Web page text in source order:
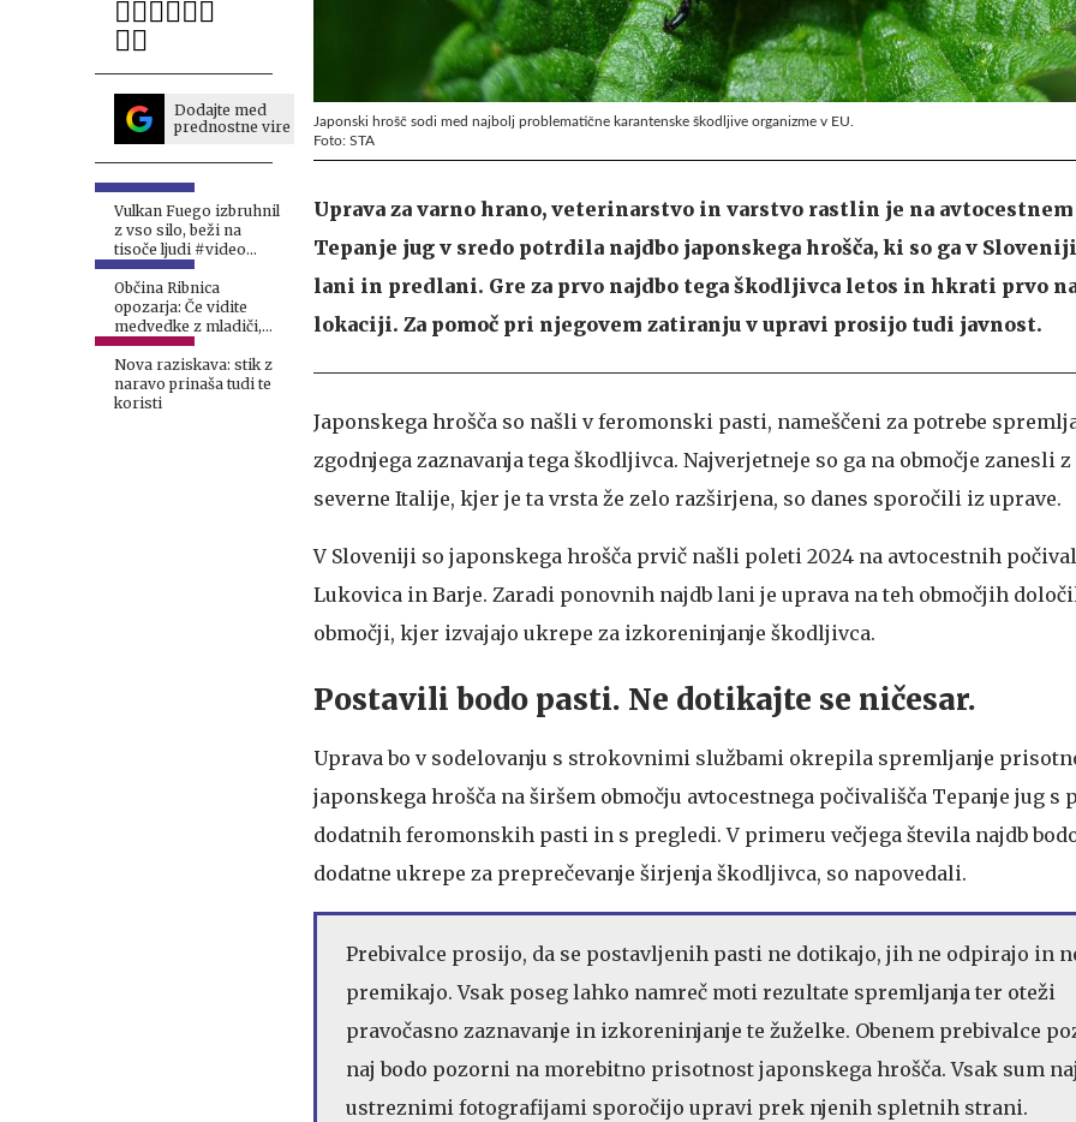
Dodajte med
prednostne vire
Vulkan Fuego izbruhnil
z vso silo, beži na
tisoče ljudi #video
#foto
Občina Ribnica
opozarja: Če vidite
medvedke z mladiči,
pokličite 112!
Nova raziskava: stik z
naravo prinaša tudi te
koristi
Japonski hrošč sodi med najbolj problematične karantenske škodljive organizme v EU.
Foto: STA
Uprava za varno hrano, veterinarstvo in varstvo rastlin je na
Tepanje jug v sredo potrdila najdbo japonskega hrošča, ki so ga v
lani in predlani. Gre za prvo najdbo tega škodljivca letos in hkrati prvo
lokaciji. Za pomoč pri njegovem zatiranju v upravi prosijo tudi javnost.
Japonskega hrošča so našli v feromonski pasti, nameščeni za potrebe
zgodnjega zaznavanja tega škodljivca. Najverjetneje so ga na območje zanesli
severne Italije, kjer je ta vrsta že zelo razširjena, so danes sporočili iz uprave.
V Sloveniji so japonskega hrošča prvič našli poleti 2024 na avtocestnih
Lukovica in Barje. Zaradi ponovnih najdb lani je uprava na teh območjih
območji, kjer izvajajo ukrepe za izkoreninjanje škodljivca.
Postavili bodo pasti. Ne dotikajte se ničesar.
Uprava bo v sodelovanju s strokovnimi službami okrepila spremljanje
japonskega hrošča na širšem območju avtocestnega počivališča Tepanje jug s
dodatnih feromonskih pasti in s pregledi. V primeru večjega števila najdb
dodatne ukrepe za preprečevanje širjenja škodljivca, so napovedali.
Prebivalce prosijo, da se postavljenih pasti ne dotikajo, jih ne odpirajo in
premikajo. Vsak poseg lahko namreč moti rezultate spremljanja ter oteži
pravočasno zaznavanje in izkoreninjanje te žuželke. Obenem prebivalce
naj bodo pozorni na morebitno prisotnost japonskega hrošča. Vsak sum
ustreznimi fotografijami sporočijo upravi prek njenih spletnih strani.